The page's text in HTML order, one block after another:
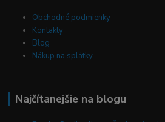
Obchodné podmienky
Kontakty
Blog
Nákup na splátky
Najčítanejšie na blogu